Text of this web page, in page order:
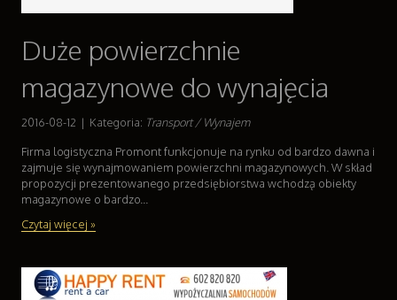
Duże powierzchnie
magazynowe do wynajęcia
2016-08-12 | Kategoria: Transport / Wynajem
Firma logistyczna Promont funkcjonuje na rynku od bardzo dawna i
zajmuje się wynajmowaniem powierzchni magazynowych. W skład
propozycji prezentowanego przedsiębiorstwa wchodzą obiekty
magazynowe o bardzo...
Czytaj więcej »